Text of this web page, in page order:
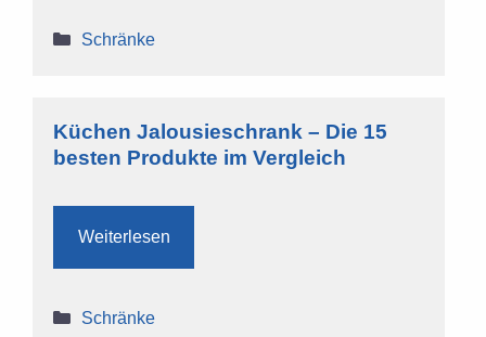
Kategorien
Schränke
Küchen Jalousieschrank – Die 15
besten Produkte im Vergleich
Weiterlesen
Kategorien
Schränke